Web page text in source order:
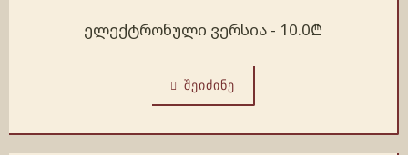
ელექტრონული ვერსია - 10.0₾
ᲨᲔᲘᲫᲘᲜᲔ